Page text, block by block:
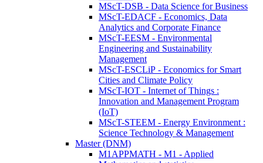
MScT-DSB - Data Science for Business
MScT-EDACF - Economics, Data
Analytics and Corporate Finance
MScT-EESM - Environmental
Engineering and Sustainability
Management
MScT-ESCLiP - Economics for Smart
Cities and Climate Policy
MScT-IOT - Internet of Things :
Innovation and Management Program
(IoT)
MScT-STEEM - Energy Environment :
Science Technology & Management
Master (DNM)
M1APPMATH - M1 - Applied